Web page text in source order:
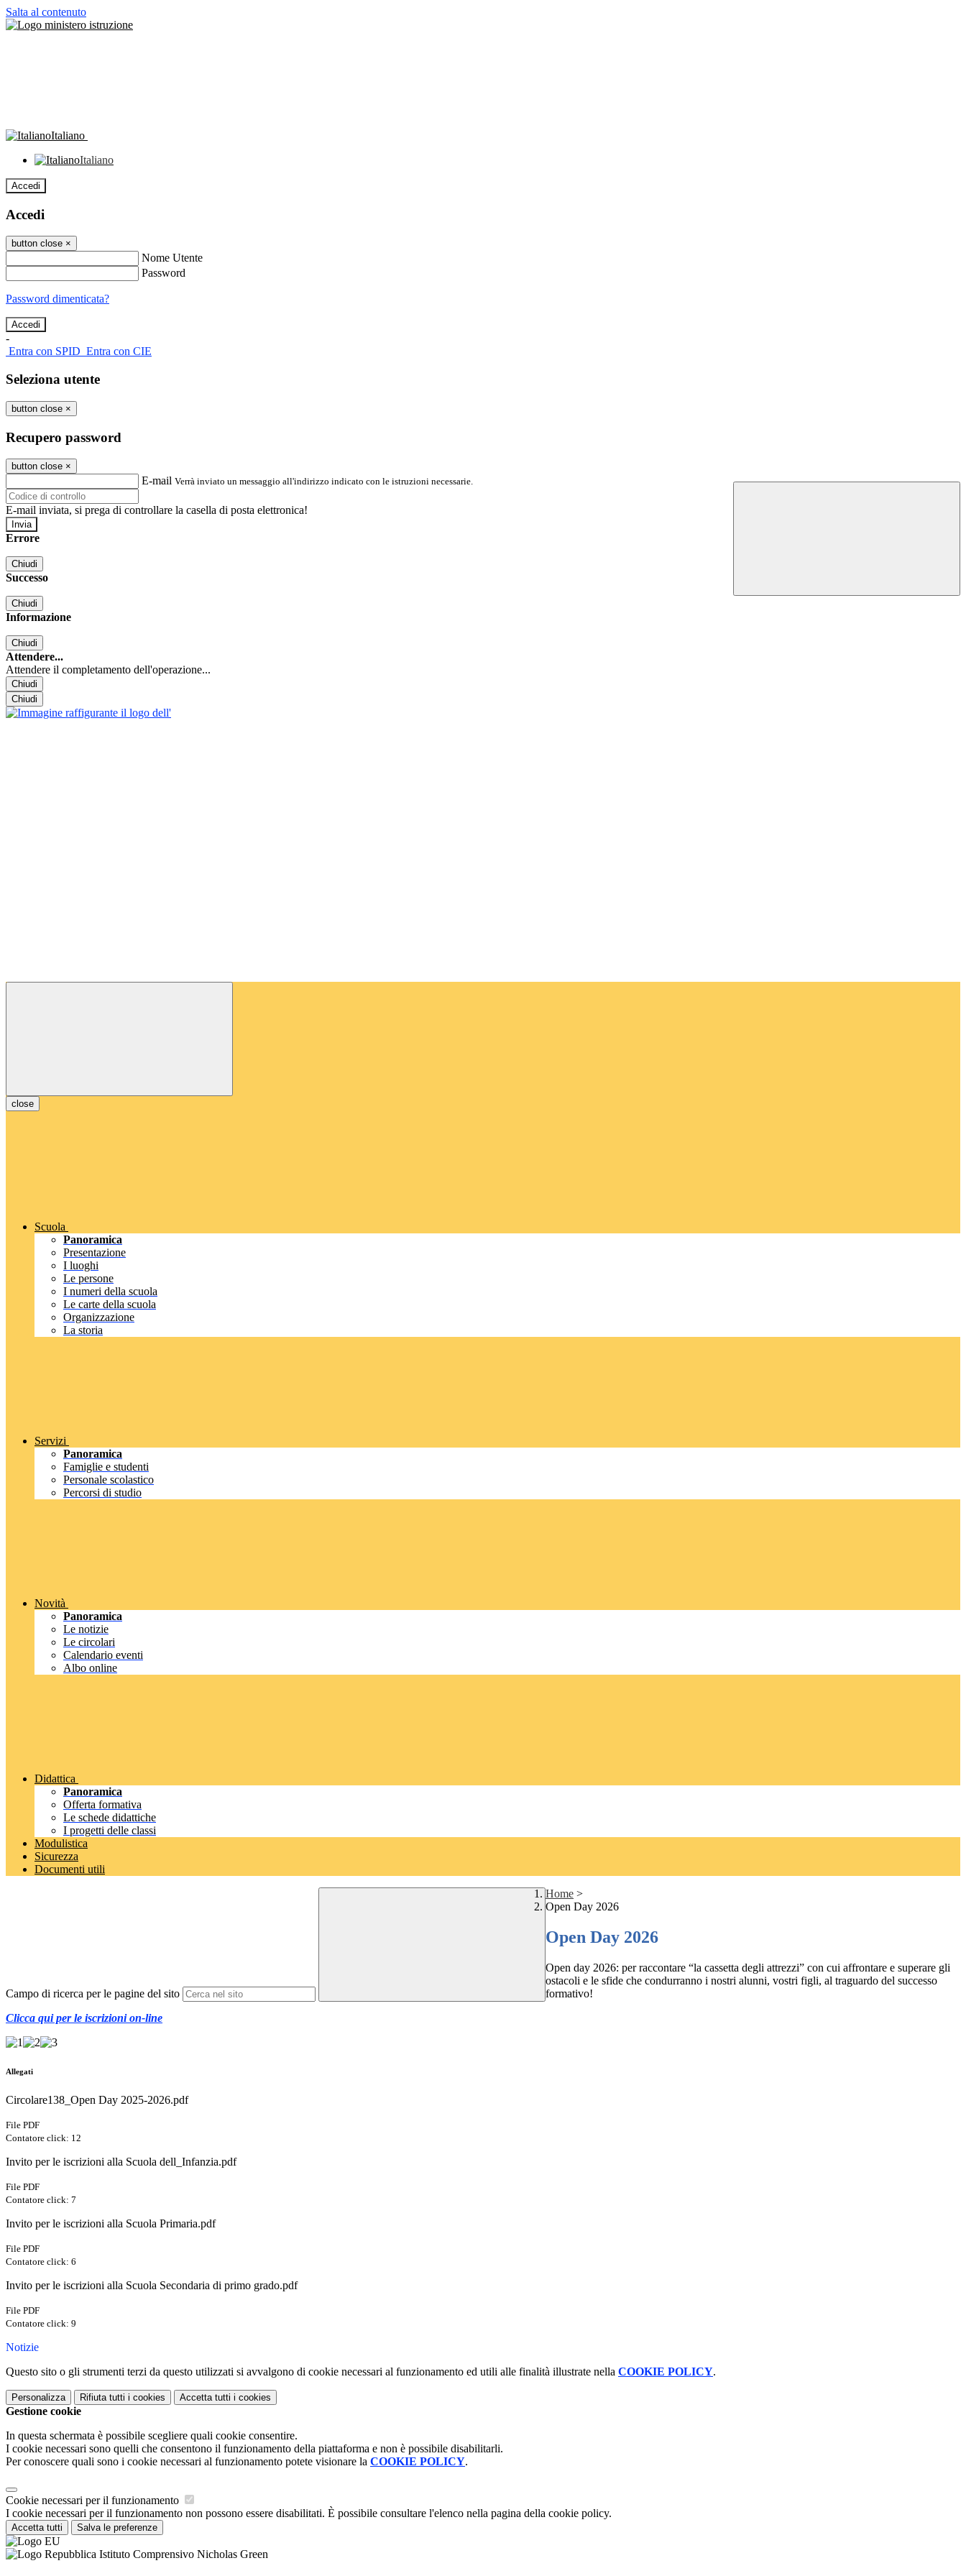
Salta al contenuto
Italiano
Italiano
Accedi
Accedi
button close ×
Nome Utente
Password
Password dimenticata?
-
Entra con SPID Entra con CIE
Seleziona utente
button close ×
Recupero password
button close ×
E-mail Verrà inviato un messaggio all'indirizzo indicato con le istruzioni necessarie.
E-mail inviata, si prega di controllare la casella di posta elettronica!
Errore
Chiudi
Successo
Chiudi
Informazione
Chiudi
Attendere...
Attendere il completamento dell'operazione...
Chiudi
Chiudi
close
Scuola
Panoramica
Presentazione
I luoghi
Le persone
I numeri della scuola
Le carte della scuola
Organizzazione
La storia
Servizi
Panoramica
Famiglie e studenti
Personale scolastico
Percorsi di studio
Novità
Panoramica
Le notizie
Le circolari
Calendario eventi
Albo online
Didattica
Panoramica
Offerta formativa
Le schede didattiche
I progetti delle classi
Modulistica
Sicurezza
Documenti utili
Campo di ricerca per le pagine del sito
Home >
Open Day 2026
Open Day 2026
Open day 2026: per raccontare “la cassetta degli attrezzi” con cui affrontare e superare gli
ostacoli e le sfide che condurranno i nostri alunni, vostri figli, al traguardo del successo
formativo!
Clicca qui per le iscrizioni on-line
Allegati
Circolare138_Open Day 2025-2026.pdf
File PDF
Contatore click: 12
Invito per le iscrizioni alla Scuola dell_Infanzia.pdf
File PDF
Contatore click: 7
Invito per le iscrizioni alla Scuola Primaria.pdf
File PDF
Contatore click: 6
Invito per le iscrizioni alla Scuola Secondaria di primo grado.pdf
File PDF
Contatore click: 9
Notizie
Questo sito o gli strumenti terzi da questo utilizzati si avvalgono di cookie necessari al funzionamento ed utili alle finalità illustrate nella COOKIE POLICY.
Personalizza Rifiuta tutti i cookies Accetta tutti i cookies
Gestione cookie
In questa schermata è possibile scegliere quali cookie consentire.
I cookie necessari sono quelli che consentono il funzionamento della piattaforma e non è possibile disabilitarli.
Per conoscere quali sono i cookie necessari al funzionamento potete visionare la COOKIE POLICY.
Cookie necessari per il funzionamento
I cookie necessari per il funzionamento non possono essere disabilitati. È possibile consultare l'elenco nella pagina della cookie policy.
Accetta tutti Salva le preferenze
Istituto Comprensivo Nicholas Green